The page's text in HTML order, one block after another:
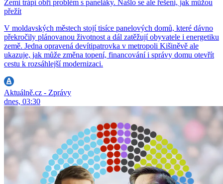
Zemi trápí obří problém s paneláky. Našlo se ale řešení, jak můžou
přežít
V moldavských městech stojí tisíce panelových domů, které dávno
překročily plánovanou životnost a dál zatěžují obyvatele i energetiku
země. Jedna opravená devítipatrovka v metropoli Kišiněvě ale
ukazuje, jak může změna topení, financování i správy domu otevřít
cestu k rozsáhlejší modernizaci.
Aktuálně.cz - Zprávy
dnes, 03:30